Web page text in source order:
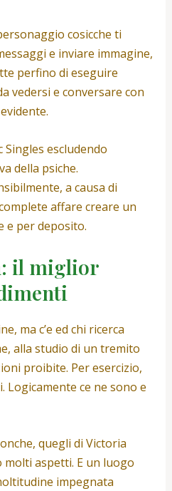
cosicche ti
e inviare immagine,
perfino di eseguire
vedersi e conversare con
Singles escludendo
della psiche.
a causa di
affare creare un
e per deposito.
il miglior
ma c’e ed chi ricerca
alla studio di un tremito
proibite. Per esercizio,
Logicamente ce ne sono e
quegli di Victoria
aspetti. E un luogo
impegnata